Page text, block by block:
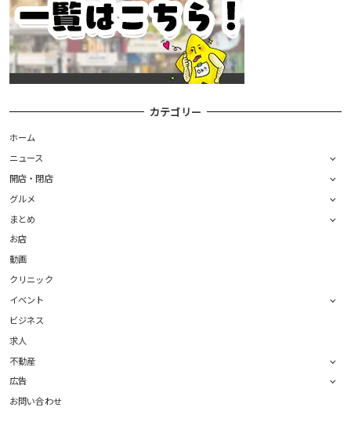
カテゴリー
ホーム
ニュース
開店・閉店
グルメ
まとめ
お店
動画
クリニック
イベント
ビジネス
求人
不動産
広告
お問い合わせ